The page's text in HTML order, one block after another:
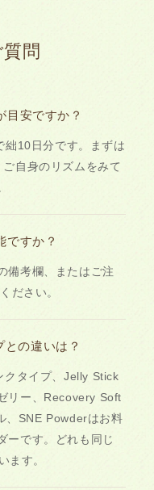
問
目安ですか？
絀10日分です。まずは
自身のリズムをみて
ですか？
備考欄、またはご注
ださい。
の違いは？
クタイプ、Jelly Stick
リー、Recovery Soft
、SNE Powderはお料
ーです。どれも同じ
ます。